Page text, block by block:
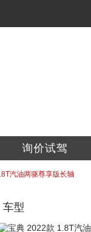
询价试驾
汽油两驱尊享版长轴
车型